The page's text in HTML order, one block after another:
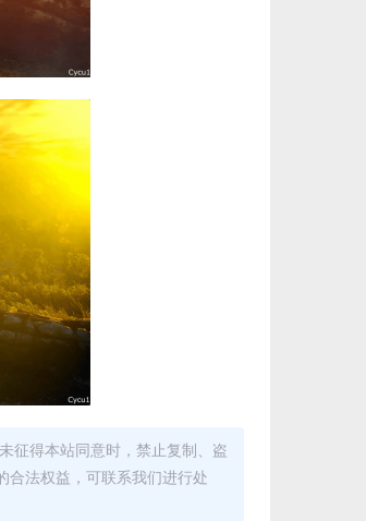
征得本站同意时，禁止复制、盗
合法权益，可联系我们进行处